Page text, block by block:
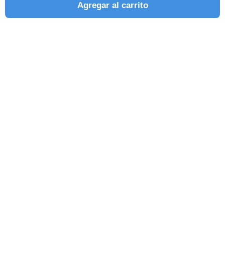
Agregar al carrito